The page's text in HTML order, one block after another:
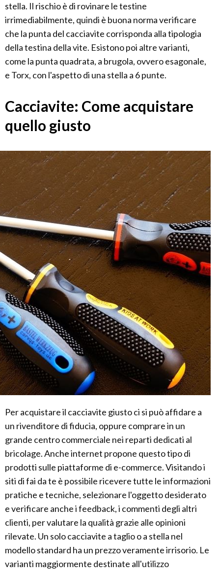
stella. Il rischio è di rovinare le testine
irrimediabilmente, quindi è buona norma verificare
che la punta del cacciavite corrisponda alla tipologia
della testina della vite. Esistono poi altre varianti,
come la punta quadrata, a brugola, ovvero esagonale,
e Torx, con l'aspetto di una stella a 6 punte.
Cacciavite: Come acquistare
quello giusto
Per acquistare il cacciavite giusto ci si può affidare a
un rivenditore di fiducia, oppure comprare in un
grande centro commerciale nei reparti dedicati al
bricolage. Anche internet propone questo tipo di
prodotti sulle piattaforme di e-commerce. Visitando i
siti di fai da te è possibile ricevere tutte le informazioni
pratiche e tecniche, selezionare l'oggetto desiderato
e verificare anche i feedback, i commenti degli altri
clienti, per valutare la qualità grazie alle opinioni
rilevate. Un solo cacciavite a taglio o a stella nel
modello standard ha un prezzo veramente irrisorio. Le
varianti maggiormente destinate all'utilizzo